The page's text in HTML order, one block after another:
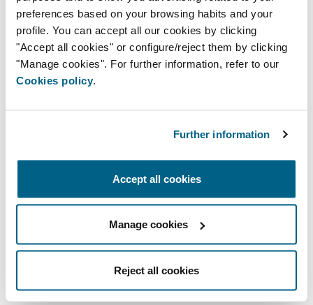
preferences based on your browsing habits and your
profile. You can accept all our cookies by clicking
"Accept all cookies" or configure/reject them by clicking
"Manage cookies". For further information, refer to our
Cookies policy.
Further information
Accept all cookies
Manage cookies
Reject all cookies
climatisation : en quoi consistent-ils
et quelle est leur utilité ?
La technologie des systèmes de
chauffage et climatisation s’est
considérablement améliorée au cours
fonctionnement de leurs
se sont centrés sur l’amélioration du
confort de l’utilisateur et la réduction
de la consommation électrique des
sont particulièrement manifestes dans
[…]
En savoir plus